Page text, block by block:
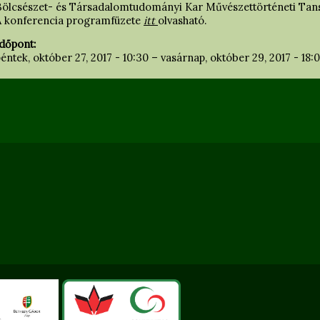
és Társadalomtudományi Kar Művészettörténeti
konferencia programfüzete itt olvasható.
október 27, 2017 - 10:30 – vasárnap, október 29, 2017 -